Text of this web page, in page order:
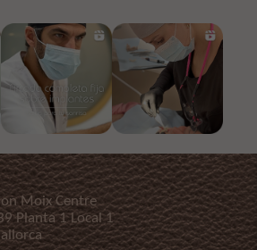
Moix Centre
Planta 1 Local 1